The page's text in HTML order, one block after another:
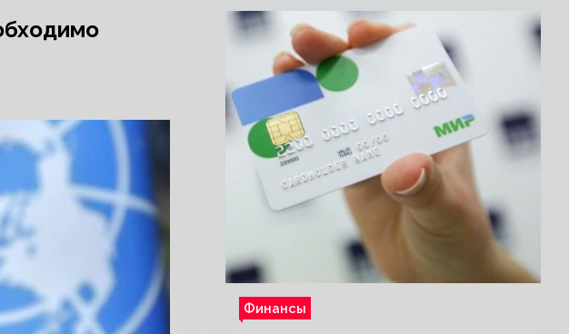
Финансы